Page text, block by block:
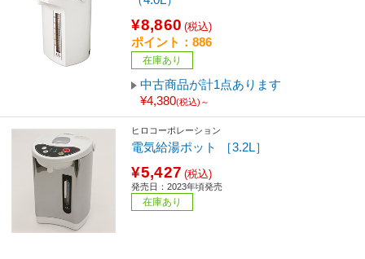
¥8,860 (税込)
ポイント：886
在庫あり
中古商品が計1点あります
¥4,380(税込)～
ヒロコーポレーション
電気給湯ポット ［3.2L］
¥5,427 (税込)
発売日：2023年頃発売
在庫あり